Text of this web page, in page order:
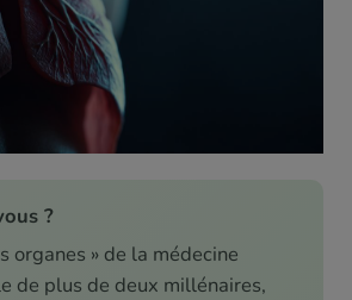
?
organes » de la médecine
de plus de deux millénaires,